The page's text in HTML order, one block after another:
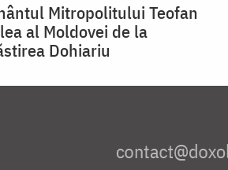
Mitropolitului Teofan
al Moldovei de la
Dohiariu